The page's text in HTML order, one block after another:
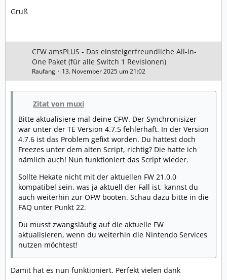
Gruß
CFW amsPLUS - Das einsteigerfreundliche All-in-
One Paket (für alle Switch 1 Revisionen)
Raufang 13. November 2025 um 21:02
Zitat von muxi
Bitte aktualisiere mal deine CFW. Der Synchronisizer
war unter der TE Version 4.7.5 fehlerhaft. In der Version
4.7.6 ist das Problem gefixt worden. Du hattest doch
Freezes unter dem alten Script, richtig? Die hatte ich
nämlich auch! Nun funktioniert das Script wieder.
Sollte Hekate nicht mit der aktuellen FW 21.0.0
kompatibel sein, was ja aktuell der Fall ist, kannst du
auch weiterhin zur OFW booten. Schau dazu bitte in die
FAQ unter Punkt 22.
Du musst zwangsläufig auf die aktuelle FW
aktualisieren, wenn du weiterhin die Nintendo Services
nutzen möchtest!
Damit hat es nun funktioniert. Perfekt vielen dank